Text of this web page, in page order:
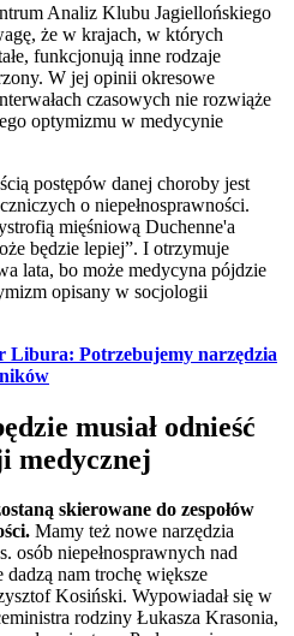
Analiz Klubu Jagiellońskiego
że w krajach, w których
funkcjonują inne rodzaje
W jej opinii okresowe
czasowych nie rozwiąże
optymizmu w medycynie
postępów danej choroby jest
o niepełnosprawności.
mięśniową Duchenne'a
będzie lepiej”. I otrzymuje
lata, bo może medycyna pójdzie
opisany w socjologii
Libura: Potrzebujemy narzędzia
musiał odnieść
medycznej
skierowane do zespołów
Mamy też nowe narzędzia
osób niepełnosprawnych nad
dadzą nam trochę większe
Kosiński. Wypowiadał się w
rodziny Łukasza Krasonia,